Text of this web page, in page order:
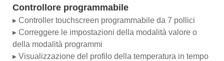
Controllore programmabile
▸ Controller touchscreen programmabile da 7 pollici
▸ Correggere le impostazioni della modalità valore o
della modalità programmi
▸ Visualizzazione del profilo della temperatura in tempo